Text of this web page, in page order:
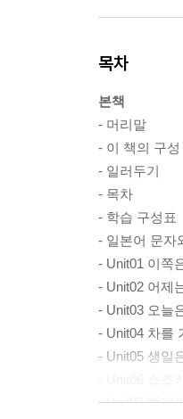
목차
본책
- 머리말
- 이 책의 구
- 일러두기
- 목차
- 학습 구성표
- 일본어 문자
- Unit01 이쪽
- Unit02 어제
- Unit03 오늘
- Unit04 차를
- Unit05 생일
- Unit07 빨래